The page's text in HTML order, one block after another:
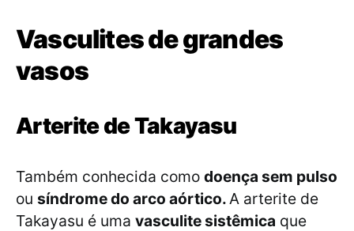
Vasculites de grandes
vasos
Arterite de Takayasu
Também conhecida como doença sem pulso
ou síndrome do arco aórtico. A arterite de
Takayasu é uma vasculite sistêmica que